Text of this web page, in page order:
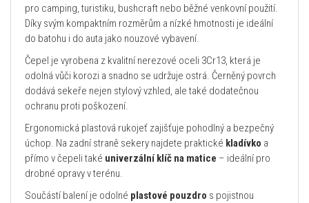
pro camping, turistiku, bushcraft nebo běžné venkovní použití.
Díky svým kompaktním rozměrům a nízké hmotnosti je ideální
do batohu i do auta jako nouzové vybavení.
Čepel je vyrobena z kvalitní nerezové oceli 3Cr13, která je
odolná vůči korozi a snadno se udržuje ostrá. Černěný povrch
dodává sekeře nejen stylový vzhled, ale také dodatečnou
ochranu proti poškození.
Ergonomická plastová rukojeť zajišťuje pohodlný a bezpečný
úchop. Na zadní straně sekery najdete praktické kladívko a
přímo v čepeli také univerzální klíč na matice – ideální pro
drobné opravy v terénu.
Součástí balení je odolné plastové pouzdro s pojistnou